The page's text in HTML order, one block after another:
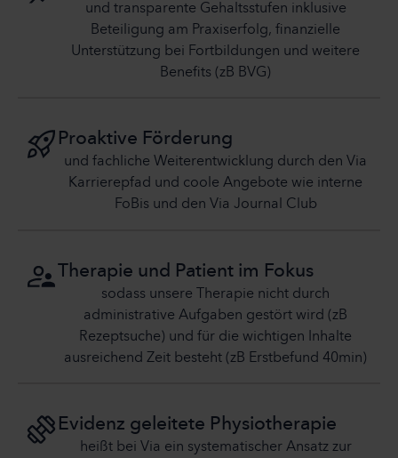
und transparente Gehaltsstufen inklusive
Beteiligung am Praxiserfolg, finanzielle
Unterstützung bei Fortbildungen und weitere
Benefits (zB BVG)
Proaktive Förderung
und fachliche Weiterentwicklung durch den Via
Karrierepfad und coole Angebote wie interne
FoBis und den Via Journal Club
Therapie und Patient im Fokus
sodass unsere Therapie nicht durch
administrative Aufgaben gestört wird (zB
Rezeptsuche) und für die wichtigen Inhalte
ausreichend Zeit besteht (zB Erstbefund 40min)
Evidenz geleitete Physiotherapie
heißt bei Via ein systematischer Ansatz zur